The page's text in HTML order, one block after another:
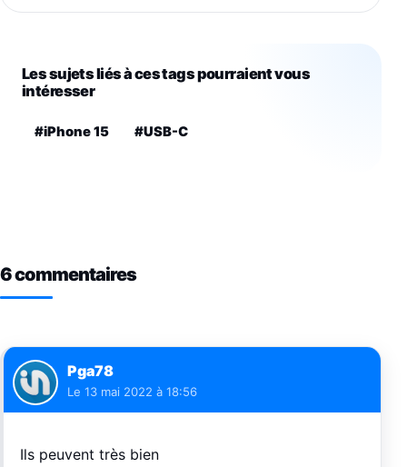
Les sujets liés à ces tags pourraient vous
intéresser
#iPhone 15 #USB-C
6 commentaires
Pga78
Le 13 mai 2022 à 18:56
Ils peuvent très bien